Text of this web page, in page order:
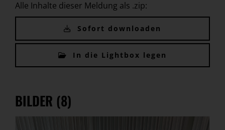
Alle Inhalte dieser Meldung als .zip:
Sofort downloaden
In die Lightbox legen
BILDER (8)